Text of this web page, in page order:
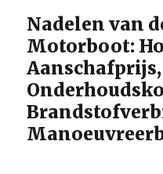
Nadelen van
Motorboot:
Aanschafprijs,